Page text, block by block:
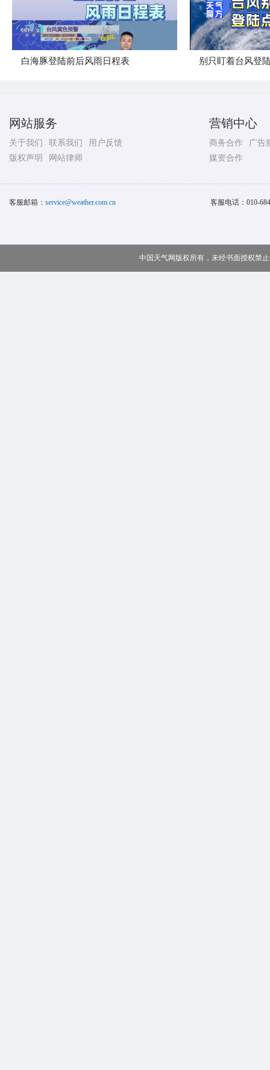
白海豚登陆前后风雨日程表 别只盯着台风登
网站服务
关于我们 联系我们
用户反馈
版权声明
网站律师
营销中心
商务合作
广告
媒资合作
客服邮箱： service@weather.com.cn 客服电话： 010-
中国天气网版权所有，未经书面授权